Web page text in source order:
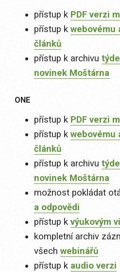
přístup k PDF verzi
přístup k webovému
článků
přístup k archivu
novinek Moštárna
ONE
přístup k PDF verzi
přístup k webovému
článků
přístup k archivu
novinek Moštárna
možnost pokládat
a odpovědi
přístup k výukovým
kompletní archiv
všech webinářů
přístup k audio verzi